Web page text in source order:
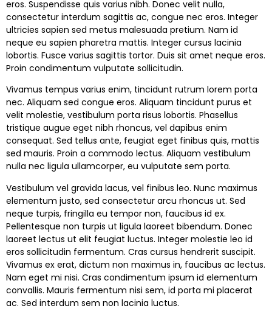
eros. Suspendisse quis varius nibh. Donec velit nulla,
consectetur interdum sagittis ac, congue nec eros. Integer
ultricies sapien sed metus malesuada pretium. Nam id
neque eu sapien pharetra mattis. Integer cursus lacinia
lobortis. Fusce varius sagittis tortor. Duis sit amet neque eros.
Proin condimentum vulputate sollicitudin.
Vivamus tempus varius enim, tincidunt rutrum lorem porta
nec. Aliquam sed congue eros. Aliquam tincidunt purus et
velit molestie, vestibulum porta risus lobortis. Phasellus
tristique augue eget nibh rhoncus, vel dapibus enim
consequat. Sed tellus ante, feugiat eget finibus quis, mattis
sed mauris. Proin a commodo lectus. Aliquam vestibulum
nulla nec ligula ullamcorper, eu vulputate sem porta.
Vestibulum vel gravida lacus, vel finibus leo. Nunc maximus
elementum justo, sed consectetur arcu rhoncus ut. Sed
neque turpis, fringilla eu tempor non, faucibus id ex.
Pellentesque non turpis ut ligula laoreet bibendum. Donec
laoreet lectus ut elit feugiat luctus. Integer molestie leo id
eros sollicitudin fermentum. Cras cursus hendrerit suscipit.
Vivamus ex erat, dictum non maximus in, faucibus ac lectus.
Nam eget mi nisi. Cras condimentum ipsum id elementum
convallis. Mauris fermentum nisi sem, id porta mi placerat
ac. Sed interdum sem non lacinia luctus.